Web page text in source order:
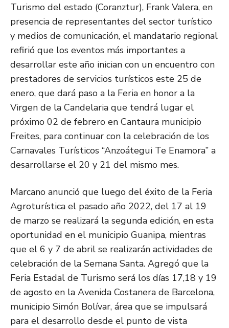
Turismo del estado (Coranztur), Frank Valera, en
presencia de representantes del sector turístico
y medios de comunicación, el mandatario regional
refirió que los eventos más importantes a
desarrollar este año inician con un encuentro con
prestadores de servicios turísticos este 25 de
enero, que dará paso a la Feria en honor a la
Virgen de la Candelaria que tendrá lugar el
próximo 02 de febrero en Cantaura municipio
Freites, para continuar con la celebración de los
Carnavales Turísticos “Anzoátegui Te Enamora” a
desarrollarse el 20 y 21 del mismo mes.
Marcano anunció que luego del éxito de la Feria
Agroturística el pasado año 2022, del 17 al 19
de marzo se realizará la segunda edición, en esta
oportunidad en el municipio Guanipa, mientras
que el 6 y 7 de abril se realizarán actividades de
celebración de la Semana Santa. Agregó que la
Feria Estadal de Turismo será los días 17,18 y 19
de agosto en la Avenida Costanera de Barcelona,
municipio Simón Bolívar, área que se impulsará
para el desarrollo desde el punto de vista